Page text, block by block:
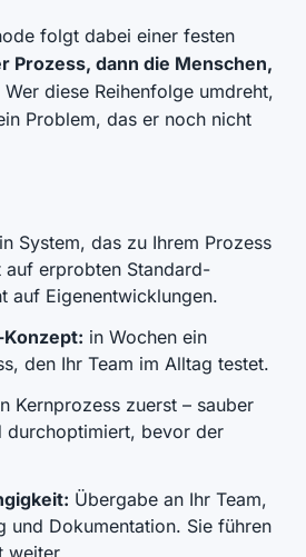
folgt dabei einer festen
Prozess, dann die Menschen,
Wer diese Reihenfolge umdreht,
Problem, das er noch nicht
System, das zu Ihrem Prozess
auf erprobten Standard-
auf Eigenentwicklungen.
in Wochen ein
den Ihr Team im Alltag testet.
Kernprozess zuerst – sauber
durchoptimiert, bevor der
Übergabe an Ihr Team,
und Dokumentation. Sie führen
weiter.